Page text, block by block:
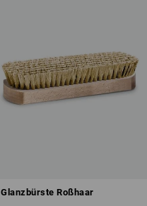
Glanzbürste Roßhaar